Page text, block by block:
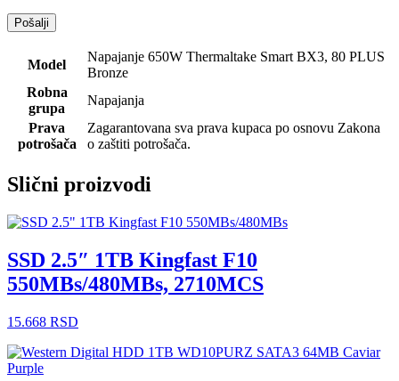
Model
Napajanje 650W Thermaltake Smart BX3, 80 PLUS
Bronze
Robna
grupa
Napajanja
Prava
potrošača
Zagarantovana sva prava kupaca po osnovu Zakona
o zaštiti potrošača.
Slični proizvodi
SSD 2.5″ 1TB Kingfast F10
550MBs/480MBs, 2710MCS
15.668 RSD